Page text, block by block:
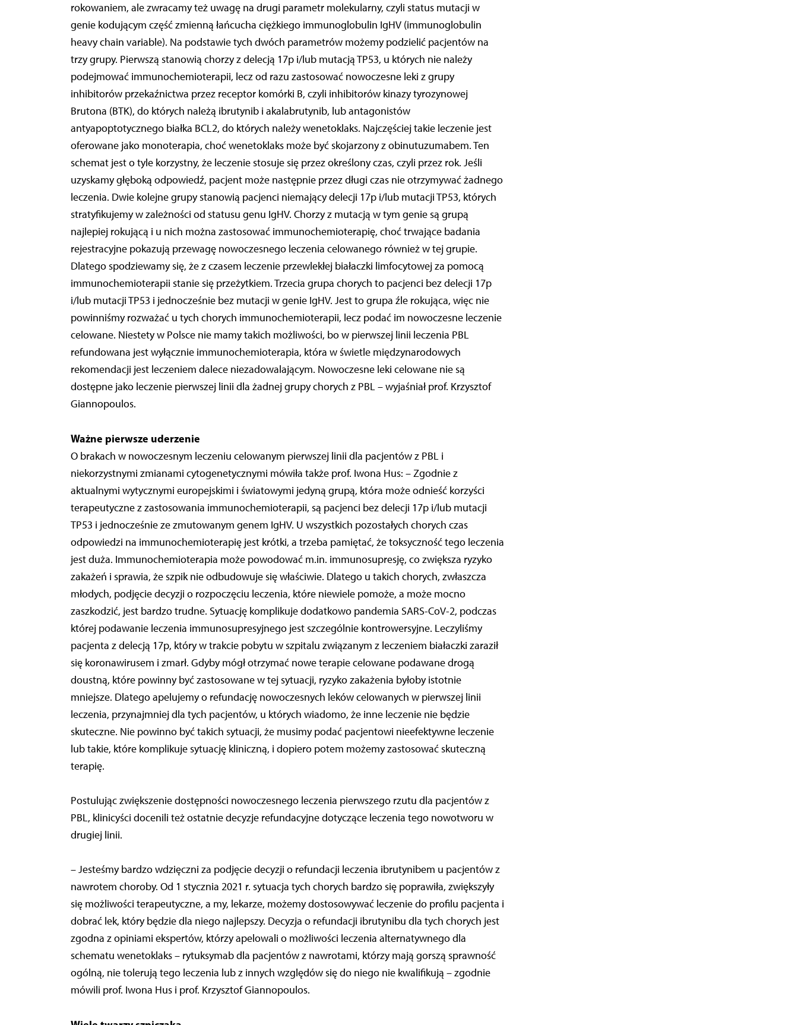
rokowaniem, ale zwracamy też uwagę na drugi parametr molekularny, czyli status mutacji w
genie kodującym część zmienną łańcucha ciężkiego immunoglobulin IgHV (immunoglobulin
heavy chain variable). Na podstawie tych dwóch parametrów możemy podzielić pacjentów na
trzy grupy. Pierwszą stanowią chorzy z delecją 17p i/lub mutacją TP53, u których nie należy
podejmować immunochemioterapii, lecz od razu zastosować nowoczesne leki z grupy
inhibitorów przekaźnictwa przez receptor komórki B, czyli inhibitorów kinazy tyrozynowej
Brutona (BTK), do których należą ibrutynib i akalabrutynib, lub antagonistów
antyapoptotycznego białka BCL2, do których należy wenetoklaks. Najczęściej takie leczenie jest
oferowane jako monoterapia, choć wenetoklaks może być skojarzony z obinutuzumabem. Ten
schemat jest o tyle korzystny, że leczenie stosuje się przez określony czas, czyli przez rok. Jeśli
uzyskamy głęboką odpowiedź, pacjent może następnie przez długi czas nie otrzymywać żadnego
leczenia. Dwie kolejne grupy stanowią pacjenci niemający delecji 17p i/lub mutacji TP53, których
stratyfikujemy w zależności od statusu genu IgHV. Chorzy z mutacją w tym genie są grupą
najlepiej rokującą i u nich można zastosować immunochemioterapię, choć trwające badania
rejestracyjne pokazują przewagę nowoczesnego leczenia celowanego również w tej grupie.
Dlatego spodziewamy się, że z czasem leczenie przewlekłej białaczki limfocytowej za pomocą
immunochemioterapii stanie się przeżytkiem. Trzecia grupa chorych to pacjenci bez delecji 17p
i/lub mutacji TP53 i jednocześnie bez mutacji w genie IgHV. Jest to grupa źle rokująca, więc nie
powinniśmy rozważać u tych chorych immunochemioterapii, lecz podać im nowoczesne leczenie
celowane. Niestety w Polsce nie mamy takich możliwości, bo w pierwszej linii leczenia PBL
refundowana jest wyłącznie immunochemioterapia, która w świetle międzynarodowych
rekomendacji jest leczeniem dalece niezadowalającym. Nowoczesne leki celowane nie są
dostępne jako leczenie pierwszej linii dla żadnej grupy chorych z PBL – wyjaśniał prof. Krzysztof
Giannopoulos.
Ważne pierwsze uderzenie
O brakach w nowoczesnym leczeniu celowanym pierwszej linii dla pacjentów z PBL i
niekorzystnymi zmianami cytogenetycznymi mówiła także prof. Iwona Hus: – Zgodnie z
aktualnymi wytycznymi europejskimi i światowymi jedyną grupą, która może odnieść korzyści
terapeutyczne z zastosowania immunochemioterapii, są pacjenci bez delecji 17p i/lub mutacji
TP53 i jednocześnie ze zmutowanym genem IgHV. U wszystkich pozostałych chorych czas
odpowiedzi na immunochemioterapię jest krótki, a trzeba pamiętać, że toksyczność tego leczenia
jest duża. Immunochemioterapia może powodować m.in. immunosupresję, co zwiększa ryzyko
zakażeń i sprawia, że szpik nie odbudowuje się właściwie. Dlatego u takich chorych, zwłaszcza
młodych, podjęcie decyzji o rozpoczęciu leczenia, które niewiele pomoże, a może mocno
zaszkodzić, jest bardzo trudne. Sytuację komplikuje dodatkowo pandemia SARS-CoV-2, podczas
której podawanie leczenia immunosupresyjnego jest szczególnie kontrowersyjne. Leczyliśmy
pacjenta z delecją 17p, który w trakcie pobytu w szpitalu związanym z leczeniem białaczki zaraził
się koronawirusem i zmarł. Gdyby mógł otrzymać nowe terapie celowane podawane drogą
doustną, które powinny być zastosowane w tej sytuacji, ryzyko zakażenia byłoby istotnie
mniejsze. Dlatego apelujemy o refundację nowoczesnych leków celowanych w pierwszej linii
leczenia, przynajmniej dla tych pacjentów, u których wiadomo, że inne leczenie nie będzie
skuteczne. Nie powinno być takich sytuacji, że musimy podać pacjentowi nieefektywne leczenie
lub takie, które komplikuje sytuację kliniczną, i dopiero potem możemy zastosować skuteczną
terapię.
Postulując zwiększenie dostępności nowoczesnego leczenia pierwszego rzutu dla pacjentów z
PBL, klinicyści docenili też ostatnie decyzje refundacyjne dotyczące leczenia tego nowotworu w
drugiej linii.
– Jesteśmy bardzo wdzięczni za podjęcie decyzji o refundacji leczenia ibrutynibem u pacjentów z
nawrotem choroby. Od 1 stycznia 2021 r. sytuacja tych chorych bardzo się poprawiła, zwiększyły
się możliwości terapeutyczne, a my, lekarze, możemy dostosowywać leczenie do profilu pacjenta i
dobrać lek, który będzie dla niego najlepszy. Decyzja o refundacji ibrutynibu dla tych chorych jest
zgodna z opiniami ekspertów, którzy apelowali o możliwości leczenia alternatywnego dla
schematu wenetoklaks – rytuksymab dla pacjentów z nawrotami, którzy mają gorszą sprawność
ogólną, nie tolerują tego leczenia lub z innych względów się do niego nie kwalifikują – zgodnie
mówili prof. Iwona Hus i prof. Krzysztof Giannopoulos.